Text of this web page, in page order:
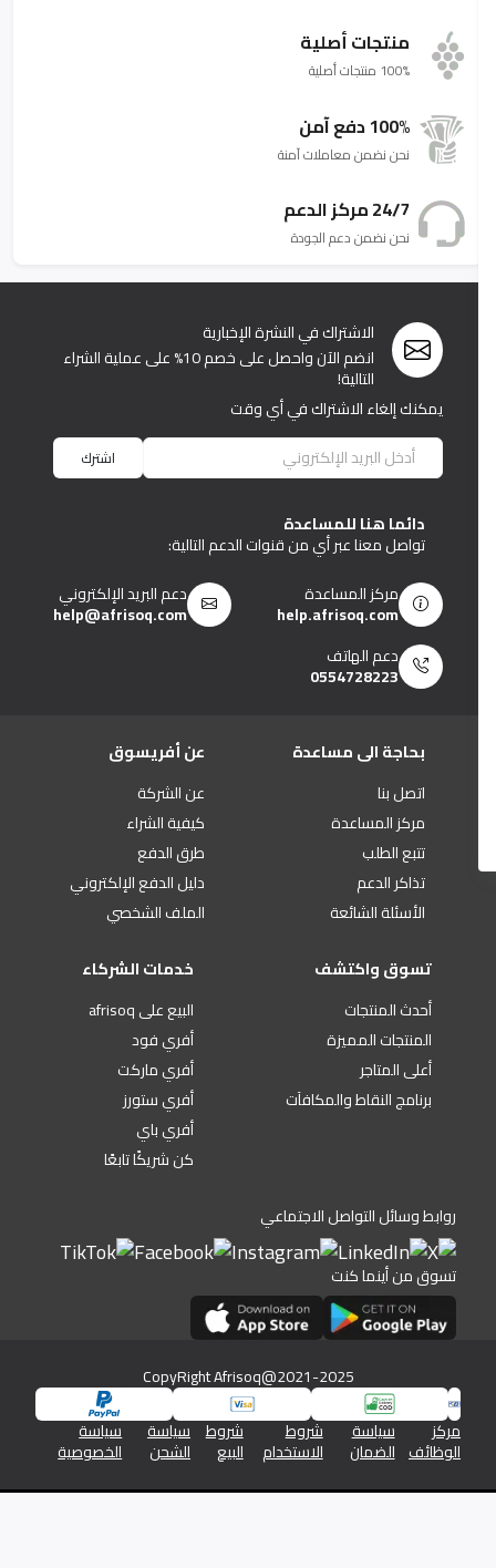
منتجات أصلية
100% منتجات أصلية
100% دفع آمن
نحن نضمن معاملات آمنة
24/7 مركز الدعم
نحن نضمن دعم الجودة
الاشتراك في النشرة الإخبارية
انضم الآن واحصل على خصم 10% على عملية الشراء
التالية!
يمكنك إلغاء الاشتراك في أي وقت
اشترك
دائما هنا للمساعدة
تواصل معنا عبر أي من قنوات الدعم التالية:
مركز المساعدة
help.afrisoq.com
دعم البريد الإلكتروني
help@afrisoq.com
دعم الهاتف
0554728223
بحاجة الى مساعدة
اتصل بنا
مركز المساعدة
تتبع الطلب
تذاكر الدعم
الأسئلة الشائعة
عن أفريسوق
عن الشركة
كيفية الشراء
طرق الدفع
دليل الدفع الإلكتروني
الملف الشخصي
تسوق واكتشف
أحدث المنتجات
المنتجات المميزة
أعلى المتاجر
برنامج النقاط والمكافآت
خدمات الشركاء
البيع على afrisoq
أفري فود
أفري ماركت
أفري ستورز
أفري باي
كن شريكًا تابعًا
روابط وسائل التواصل الاجتماعي
تسوق من أينما كنت
CopyRight Afrisoq@2021-2025
مركز
الوظائف
سياسة
الضمان
شروط
الاستخدام
شروط
البيع
سياسة
الشحن
سياسة
الخصوصية